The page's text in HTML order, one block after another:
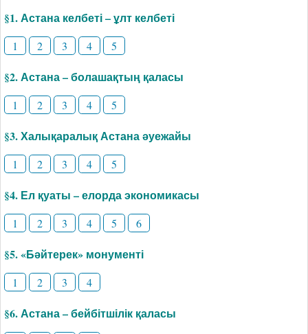
§1. Астана келбеті – ұлт келбеті
1 2 3 4 5
§2. Астана – болашақтың қаласы
1 2 3 4 5
§3. Халықаралық Астана әуежайы
1 2 3 4 5
§4. Ел қуаты – елорда экономикасы
1 2 3 4 5 6
§5. «Бәйтерек» монументі
1 2 3 4
§6. Астана – бейбітшілік қаласы